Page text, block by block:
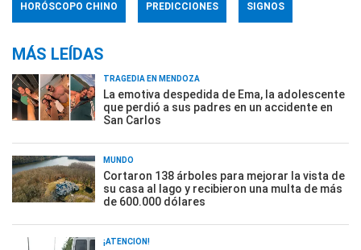
HORÓSCOPO CHINO PREDICCIONES SIGNOS
MÁS LEÍDAS
TRAGEDIA EN MENDOZA
La emotiva despedida de Ema, la adolescente
que perdió a sus padres en un accidente en
San Carlos
MUNDO
Cortaron 138 árboles para mejorar la vista de
su casa al lago y recibieron una multa de más
de 600.000 dólares
¡ATENCIÓN!